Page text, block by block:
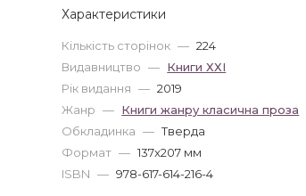
Характеристики
Кількість сторінок — 224
Видавництво — Книги ХХІ
Рік видання — 2019
Жанр — Книги жанру класична проза
Обкладинка — Тверда
Формат — 137x207 мм
ISBN — 978-617-614-216-4